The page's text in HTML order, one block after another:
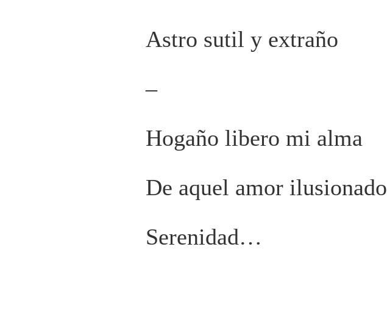
Astro sutil y extraño
–
Hogaño libero mi alma
De aquel amor ilusionado
Serenidad…